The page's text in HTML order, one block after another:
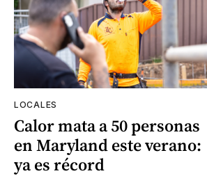
LOCALES
Calor mata a 50 personas
en Maryland este verano:
ya es récord